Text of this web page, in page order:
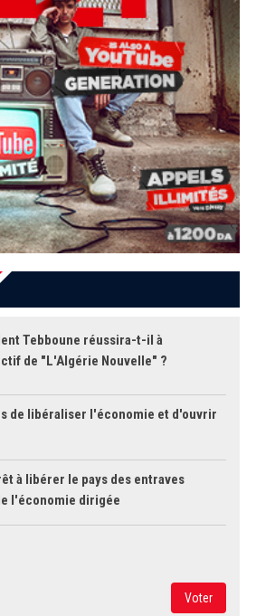
Tebboune réussira-t-il à
de "L'Algérie Nouvelle" ?
de libéraliser l'économie et d'ouvrir
à libérer le pays des entraves
l'économie dirigée
Voter